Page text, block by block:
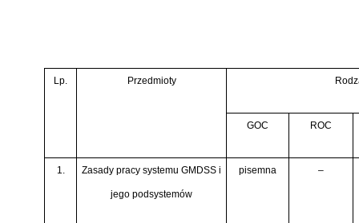
Lp. Przedmioty
GOC ROC
1. Zasady pracy systemu GMDSS i
jego podsystemów
pisemna –